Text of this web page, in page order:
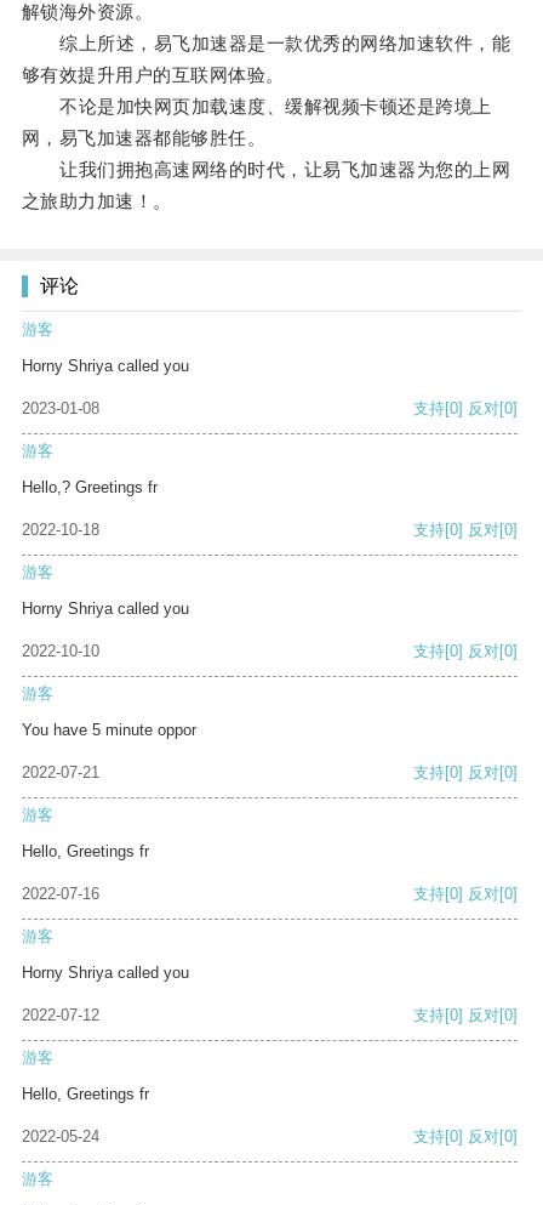
解锁海外资源。
综上所述，易飞加速器是一款优秀的网络加速软件，能
够有效提升用户的互联网体验。
不论是加快网页加载速度、缓解视频卡顿还是跨境上
网，易飞加速器都能够胜任。
让我们拥抱高速网络的时代，让易飞加速器为您的上网
之旅助力加速！。
评论
游客
Horny Shriya called you
2023-01-08 支持[0] 反对[0]
游客
Hello,? Greetings fr
2022-10-18 支持[0] 反对[0]
游客
Horny Shriya called you
2022-10-10 支持[0] 反对[0]
游客
You have 5 minute oppor
2022-07-21 支持[0] 反对[0]
游客
Hello, Greetings fr
2022-07-16 支持[0] 反对[0]
游客
Horny Shriya called you
2022-07-12 支持[0] 反对[0]
游客
Hello, Greetings fr
2022-05-24 支持[0] 反对[0]
游客